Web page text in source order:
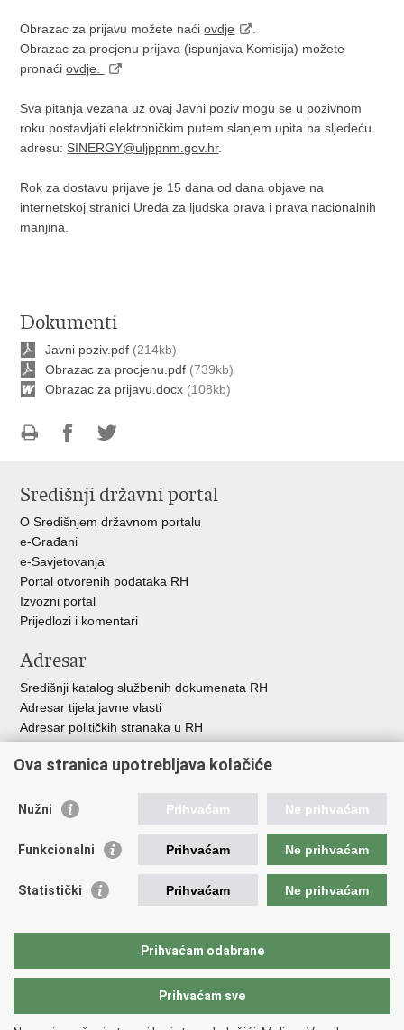
Obrazac za prijavu možete naćiovdje
Obrazac za procjenu prijava (ispunjava Komisija) možete
pronaćiovdje.
Sva pitanja vezana uz ovaj Javni poziv mogu se u pozivnom
roku postavljati elektroničkim putem slanjem upita na sljedeću
adresu: SINERGY@uljppnm.gov.hr.
Rok za dostavu prijave je 15 dana od dana objave na
internetskoj stranici Ureda za ljudska prava i prava nacionalnih
manjina.
Dokumenti
Javni poziv.pdf (214kb)
Obrazac za procjenu.pdf (739kb)
Obrazac za prijavu.docx (108kb)
FacebookuTwitteru
Središnji državni portal
O Središnjem državnom portalu
e-Građani
e-Savjetovanja
Portal otvorenih podataka RH
Izvozni portal
Prijedlozi i komentari
Adresar
Središnji katalog službenih dokumenata RH
Adresar tijela javne vlasti
Adresar političkih stranaka u RH
Besplatni telefoni javne uprave
Važne poveznice
Vlada Republike Hrvatske
Savjet za nacionalne manjine
Okvirna konvencija za zaštitu nacionalnih manjina
Ured zastupnika RH pred Eur.sudom za ljudska prava
Ova stranica upotrebljava kolačiće
Nužni Prihvaćam Ne prihvaćam
Funkcionalni Prihvaćam Ne prihvaćam
Statistički Prihvaćam Ne prihvaćam
Prihvaćam odabrane
Prihvaćam sve